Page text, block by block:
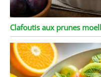
Clafoutis aux prunes